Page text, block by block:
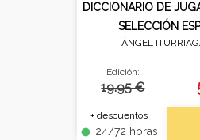
DICCIONARIO DE
SELECCIÓN
ÁNGEL
Edición:
19.95 €
+ descuentos
fiber_manual_record 24/72 horas